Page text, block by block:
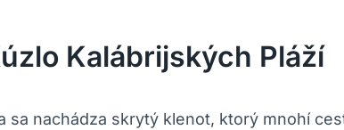
Kalábrijských Pláží
sa nachádza skrytý klenot, ⁢ktorý mnohí